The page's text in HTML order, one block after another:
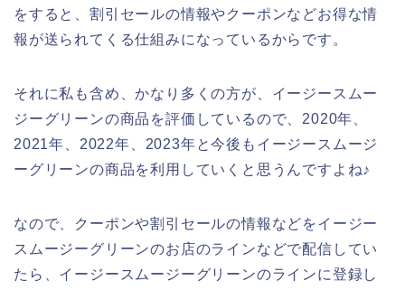
をすると、割引セールの情報やクーポンなどお得な情
報が送られてくる仕組みになっているからです。
それに私も含め、かなり多くの方が、イージースムー
ジーグリーンの商品を評価しているので、2020年、
2021年、2022年、2023年と今後もイージースムージ
ーグリーンの商品を利用していくと思うんですよね♪
なので、クーポンや割引セールの情報などをイージー
スムージーグリーンのお店のラインなどで配信してい
たら、イージースムージーグリーンのラインに登録し